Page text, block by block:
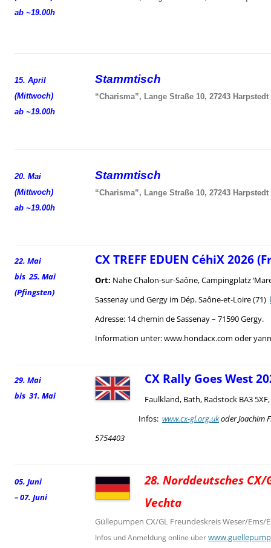
ab ~19.00h
15. April
(Mittwoch)
ab ~19.00h
Stammtisch
“Charisma”, Lange Straße 10, 27243 Harpstedt
20. Mai
(Mittwoch)
ab ~19.00h
Stammtisch
“Charisma”, Lange Straße 10, 27243 Harpstedt
22. Mai
bis 25. Mai
(Pfingsten)
CX TREFF EDUEN CéhiX 2026
Ort: Nahe Chalon-sur-Saône, Campingplatz
Sassenay und Gergy im Dép. Saône-et-Loire (71)
Adresse: 14 chemin de Sassenay – 71590 Gergy.
Information unter: www.hondacx.com oder
29. Mai
bis 31. Mai
CX Rally Goes West
Faulkland, Bath, Radstock BA3
Infos: www.cx-gl.org.ukoder Joachim
5754403
05. Juni
– 07. Juni
28. Norddeutsches CX/
Vechta
Güllepumpen CX/GL Freundeskreis Weser/Ems/
Infos und Anmeldung online über